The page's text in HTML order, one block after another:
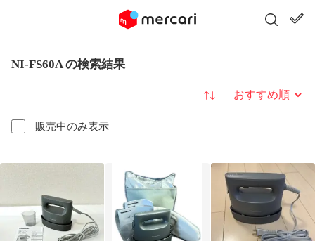
NI-FS60A の検索結果
販売中のみ表示
並び替え